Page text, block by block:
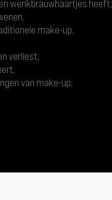
wenkbrauwhaartjes heeft,
make-up,
verliest,
van make-up.